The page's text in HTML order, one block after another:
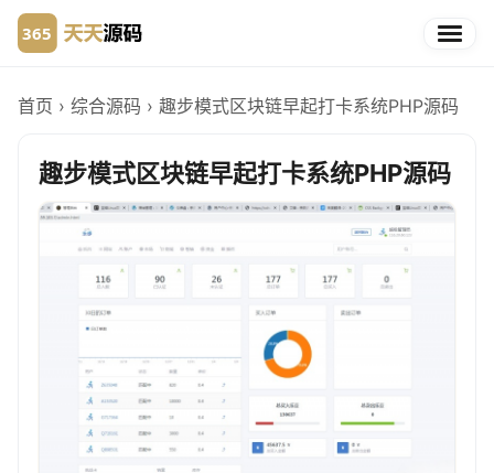
首页 › 综合源码 › 趣步模式区块链早起打卡系统PHP源码
趣步模式区块链早起打卡系统PHP源码